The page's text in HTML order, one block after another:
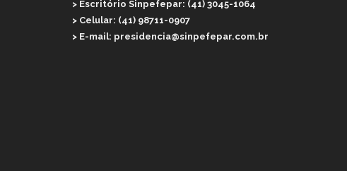
> Escritório Sinpefepar: (41) 3045-1064
> Celular: (41) 98711-0907
> E-mail: presidencia@sinpefepar.com.br